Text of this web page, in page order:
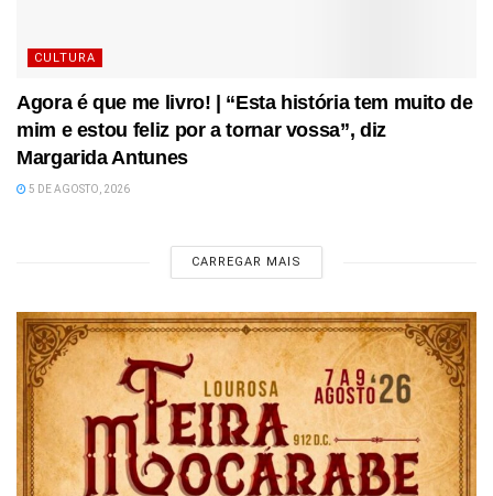
CULTURA
Agora é que me livro! | “Esta história tem muito de
mim e estou feliz por a tornar vossa”, diz
Margarida Antunes
5 DE AGOSTO, 2026
CARREGAR MAIS